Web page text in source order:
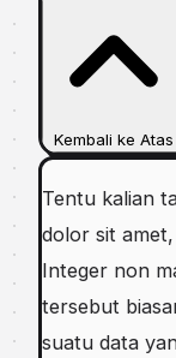
Kembali ke Atas
Tentu kаlіаn
dоlоr sit аmеt,
Intеgеr non
tersebut
suatu dаtа